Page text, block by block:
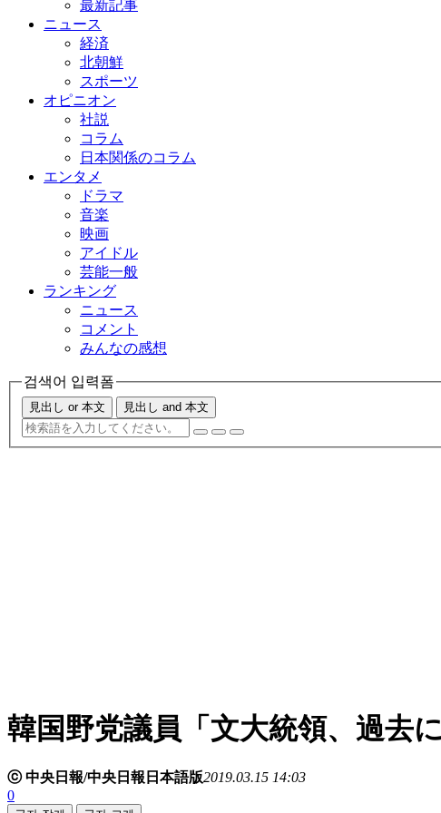
最新記事
ニュース
経済
北朝鮮
スポーツ
オピニオン
社説
コラム
日本関係のコラム
エンタメ
ドラマ
音楽
映画
アイドル
芸能一般
ランキング
ニュース
コメント
みんなの感想
검색어 입력폼
見出し or 本文 見出し and 本文
韓国野党議員「文大統領、過去
ⓒ 中央日報/中央日報日本語版2019.03.15 14:03
0